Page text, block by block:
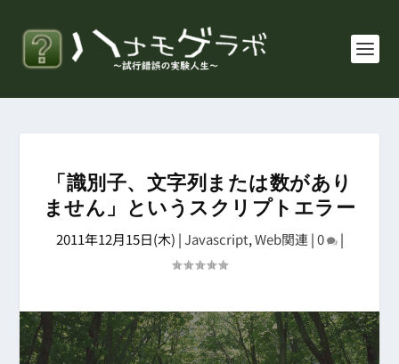
「識別子、文字列または数があり
ません」というスクリプトエラー
2011年12月15日(木) |Javascript,Web関連 |0 |